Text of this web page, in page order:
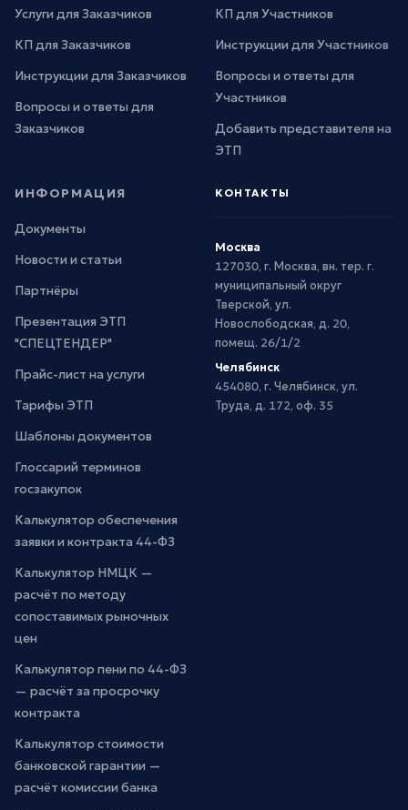
Услуги для Заказчиков
КП для Заказчиков
Инструкции для Заказчиков
Вопросы и ответы для
Заказчиков
КП для Участников
Инструкции для Участников
Вопросы и ответы для
Участников
Добавить представителя на
ЭТП
ИНФОРМАЦИЯ
Документы
Новости и статьи
Партнёры
Презентация ЭТП
"СПЕЦТЕНДЕР"
Прайс-лист на услуги
Тарифы ЭТП
Шаблоны документов
Глоссарий терминов
госзакупок
Калькулятор обеспечения
заявки и контракта 44-ФЗ
Калькулятор НМЦК —
расчёт по методу
сопоставимых рыночных
цен
Калькулятор пени по 44-ФЗ
— расчёт за просрочку
контракта
Калькулятор стоимости
банковской гарантии —
расчёт комиссии банка
КОНТАКТЫ
Москва
127030, г. Москва, вн. тер. г.
муниципальный округ
Тверской, ул.
Новослободская, д. 20,
помещ. 26/1/2
Челябинск
454080, г. Челябинск, ул.
Труда, д. 172, оф. 35